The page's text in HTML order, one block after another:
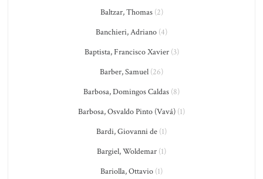
Baltzar, Thomas(2)
Banchieri, Adriano (4)
Baptista, Francisco Xavier(3)
Barber, Samuel (26)
Barbosa, Domingos Caldas (8)
Barbosa, Osvaldo Pinto (Vavá) (1)
Bardi, Giovanni de (1)
Bargiel, Woldemar (1)
Bariolla, Ottavio (1)